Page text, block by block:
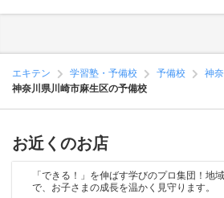
エキテン 学習塾・予備校 予備校
神
神奈川県川崎市麻生区の予備校
お近くのお店
「できる！」を伸ばす学びのプロ集団！地
で、お子さまの成長を温かく見守ります。